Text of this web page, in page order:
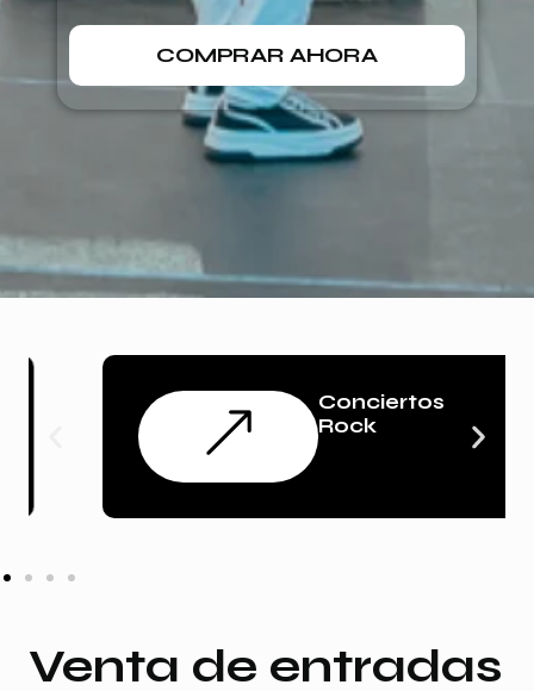
COMPRAR AHORA
Conciertos
Rock
Venta de entradas